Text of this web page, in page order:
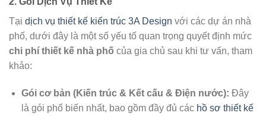
Tại dịch vụ thiết kế kiến trúc 3A Design với các dự án nhà
phố, dưới đây là một số yếu tố quan trọng quyết định mức
chi phí thiết kế nhà phố của gia chủ sau khi tư vấn, tham
khảo:
Gói cơ bản (Kiến trúc & Kết cấu & Điện nước): Đây
là gói phổ biến nhất, bao gồm đầy đủ các hồ sơ thiết kế